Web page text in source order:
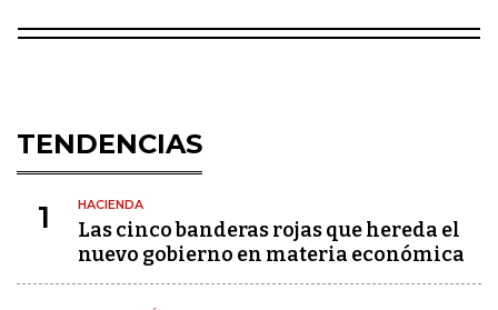
TENDENCIAS
1 HACIENDA
Las cinco banderas rojas que hereda el
nuevo gobierno en materia económica